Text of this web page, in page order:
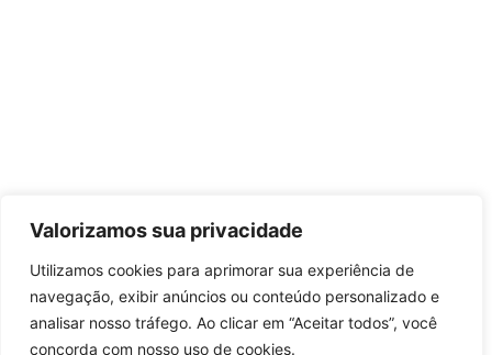
Valorizamos sua privacidade
Utilizamos cookies para aprimorar sua experiência de
navegação, exibir anúncios ou conteúdo personalizado e
analisar nosso tráfego. Ao clicar em “Aceitar todos”, você
concorda com nosso uso de cookies.